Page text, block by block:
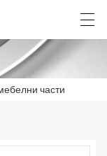
English
части